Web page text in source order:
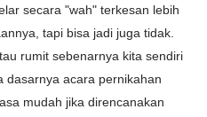
secara "wah" terkesan lebih
tapi bisa jadi juga tidak.
rumit sebenarnya kita sendiri
dasarnya acara pernikahan
mudah jika direncanakan